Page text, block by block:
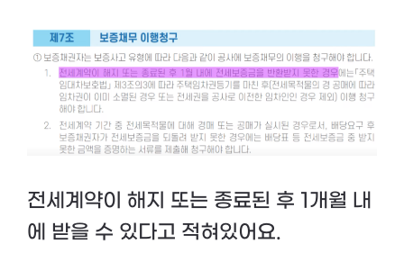
전세계약이 해지 또는 종료된 후 1개월 내
에 받을 수 있다고 적혀있어요.